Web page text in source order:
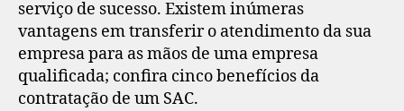
serviço de sucesso. Existem inúmeras
vantagens em transferir o atendimento da sua
empresa para as mãos de uma empresa
qualificada; confira cinco benefícios da
contratação de um SAC.